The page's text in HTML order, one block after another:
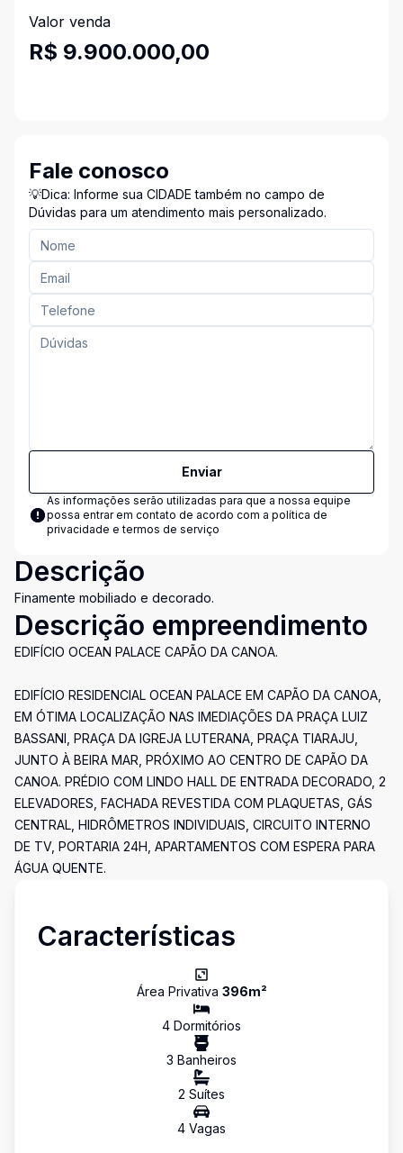
Valor venda
R$ 9.900.000,00
Fale conosco
💡Dica: Informe sua CIDADE também no campo de
Dúvidas para um atendimento mais personalizado.
Enviar
As informações serão utilizadas para que a nossa equipe
possa entrar em contato de acordo com a política de
privacidade e termos de serviço
Descrição
Finamente mobiliado e decorado.
Descrição empreendimento
EDIFÍCIO OCEAN PALACE CAPÃO DA CANOA.
EDIFÍCIO RESIDENCIAL OCEAN PALACE EM CAPÃO DA CANOA,
EM ÓTIMA LOCALIZAÇÃO NAS IMEDIAÇÕES DA PRAÇA LUIZ
BASSANI, PRAÇA DA IGREJA LUTERANA, PRAÇA TIARAJU,
JUNTO À BEIRA MAR, PRÓXIMO AO CENTRO DE CAPÃO DA
CANOA. PRÉDIO COM LINDO HALL DE ENTRADA DECORADO, 2
ELEVADORES, FACHADA REVESTIDA COM PLAQUETAS, GÁS
CENTRAL, HIDRÔMETROS INDIVIDUAIS, CIRCUITO INTERNO
DE TV, PORTARIA 24H, APARTAMENTOS COM ESPERA PARA
ÁGUA QUENTE.
Características
Área Privativa 396m²
4 Dormitórios
3 Banheiros
2 Suítes
4 Vagas